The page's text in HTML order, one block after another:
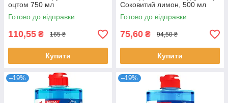
оцтом 750 мл
Готово до відправки
110,55 ₴ 165 ₴
Купити
Соковитий лимон, 500 мл
Готово до відправки
75,60 ₴ 94,50 ₴
Купити
–19% –19%